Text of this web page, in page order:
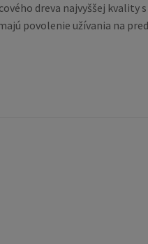
dreva najvyššej kvality
povolenie užívania na